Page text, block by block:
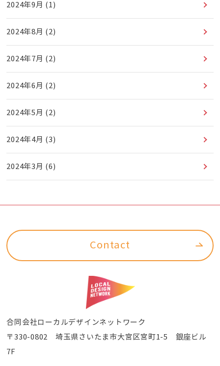
2024年9月 (1)
2024年8月 (2)
2024年7月 (2)
2024年6月 (2)
2024年5月 (2)
2024年4月 (3)
2024年3月 (6)
Contact
合同会社ローカルデザインネットワーク
〒330-0802 埼玉県さいたま市大宮区宮町1-5 銀座ビル
7F